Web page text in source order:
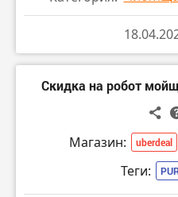
Скидка на робот
Магазин: uberdeal
Теги: